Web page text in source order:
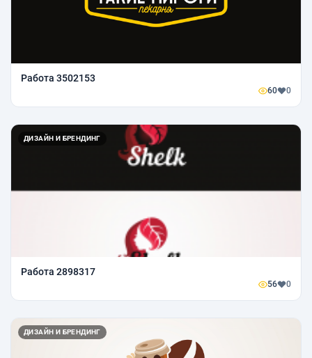
Работа 3502153
60 0
ДИЗАЙН И БРЕНДИНГ
Работа 2898317
56 0
ДИЗАЙН И БРЕНДИНГ